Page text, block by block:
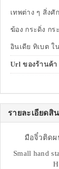
เทพต่าง ๆ สิ่งศั
ฆ้อง กระดิ่ง ก
อินเดีย ทิเบต ใ
Url ของร้านค้า
รายละเอียดสิ
มือจิ๋วติดผ
Small hand